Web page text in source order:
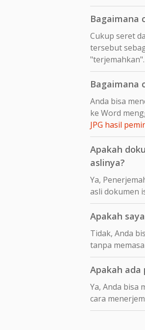
Bagaimana
Cukup seret
tersebut
"terjemahkan".
Bagaimana
Anda bisa
ke Word
JPG hasil
Apakah
aslinya?
Ya,
asli dokumen
Apakah
Tidak, Anda
tanpa
Apakah ada
Ya, Anda bisa
cara